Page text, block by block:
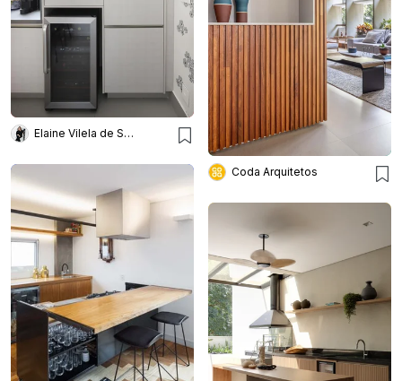
Elaine Vilela de Sousa
Coda Arquitetos